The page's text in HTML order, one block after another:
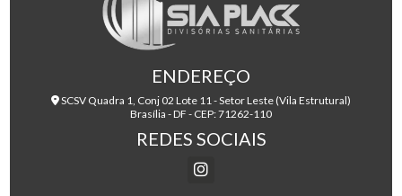
ENDEREÇO
SCSV Quadra 1, Conj 02 Lote 11 - Setor Leste (Vila Estrutural)
Brasília - DF - CEP: 71262-110
REDES SOCIAIS